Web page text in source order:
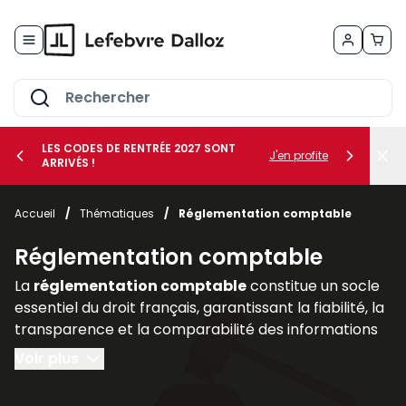
le sous-menu Vos métiers
le sous-menu Vos besoins
LES CODES DE RENTRÉE 2027 SONT
ARRIVÉS !
J'en profite
Accueil / Thématiques / Réglementation comptable
Réglementation comptable
La réglementation comptableconstitue un socle
essentiel du droit français, garantissant la fiabilité, la
transparence et la comparabilité des informations
financières produites par les entreprises. Elle
encadre la manière dont les sociétés doivent